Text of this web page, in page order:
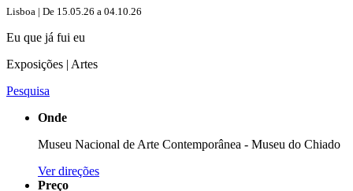
Lisboa | De 15.05.26 a 04.10.26
Eu que já fui eu
Exposições | Artes
Pesquisa
Onde
Museu Nacional de Arte Contemporânea - Museu do Chiado
Ver direções
Preço